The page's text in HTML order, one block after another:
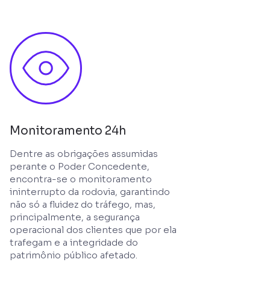
Monitoramento 24h
Dentre as obrigações assumidas
perante o Poder Concedente,
encontra-se o monitoramento
ininterrupto da rodovia, garantindo
não só a fluidez do tráfego, mas,
principalmente, a segurança
operacional dos clientes que por ela
trafegam e a integridade do
patrimônio público afetado.